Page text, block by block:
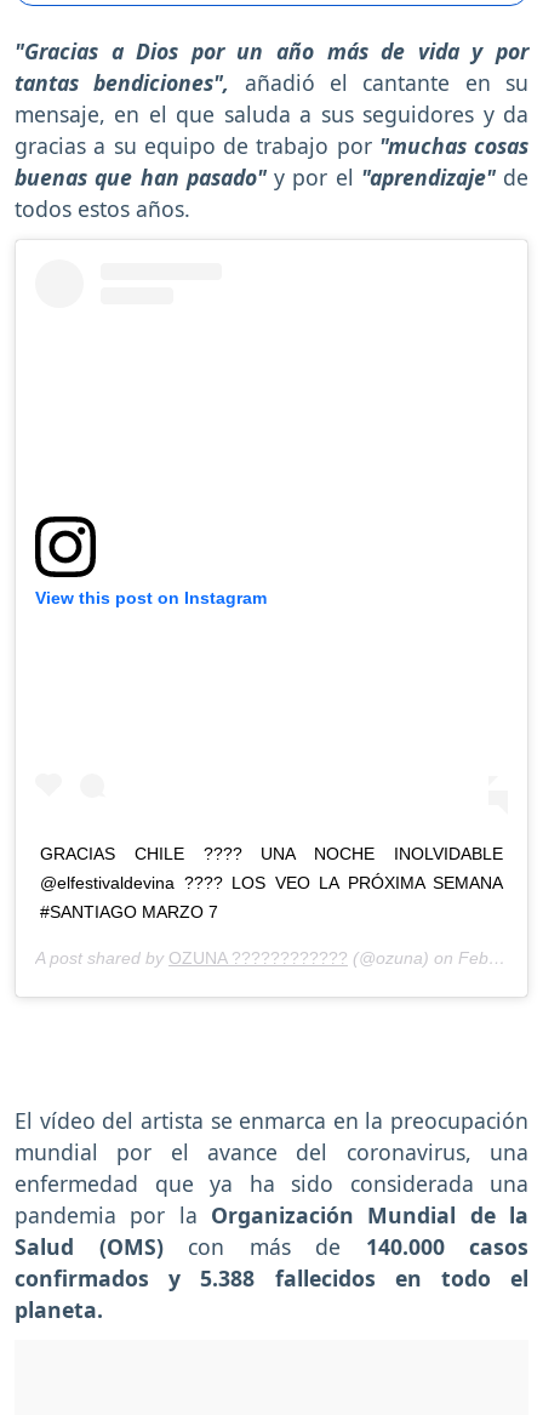
"Gracias a Dios por un año más de vida y por
tantas bendiciones", añadió el cantante en su
mensaje, en el que saluda a sus seguidores y da
gracias a su equipo de trabajo por "muchas cosas
buenas que han pasado" y por el "aprendizaje"de
todos estos años.
View this post on Instagram
GRACIAS CHILE ???? UNA NOCHE INOLVIDABLE
@elfestivaldevina ???? LOS VEO LA PRÓXIMA SEMANA
#SANTIAGO MARZO 7
A post shared by OZUNA ???????????? (@ozuna) on Feb 29, 2020 at 7:28am PST
El vídeo del artista se enmarca en la preocupación
mundial por el avance del coronavirus, una
enfermedad que ya ha sido considerada una
pandemia por la Organización Mundial de la
Salud (OMS)con más de 140.000 casos
confirmados y 5.388 fallecidos en todo el
planeta.